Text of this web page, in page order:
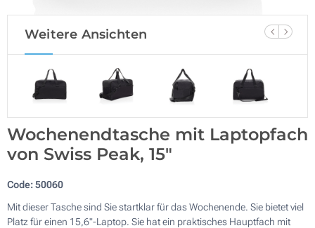
Weitere Ansichten
Wochenendtasche mit Laptopfach
von Swiss Peak, 15"
Code:50060
Mit dieser Tasche sind Sie startklar für das Wochenende. Sie bietet viel
Platz für einen 15,6"-Laptop. Sie hat ein praktisches Hauptfach mit